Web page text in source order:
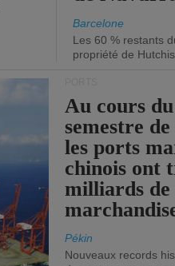
Barcelone
Les 60 % restants
propriété de
Au cours
semestre
les ports
chinois ont
milliards de
Pékin
Nouveaux records